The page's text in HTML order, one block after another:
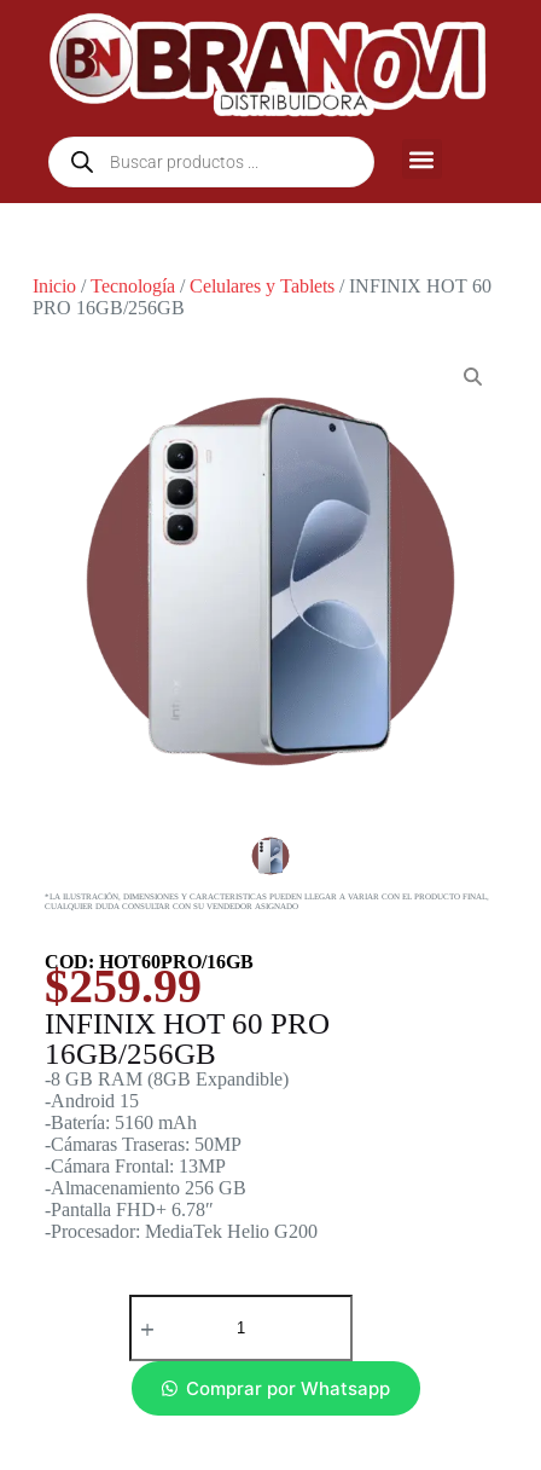
Inicio/Tecnología /Celulares y Tablets/ INFINIX HOT 60
PRO 16GB/256GB
*LA ILUSTRACIÓN, DIMENSIONES Y CARACTERISTICAS PUEDEN LLEGAR A VARIAR CON EL PRODUCTO FINAL,
CUALQUIER DUDA CONSULTAR CON SU VENDEDOR ASIGNADO
COD: HOT60PRO/16GB
$259.99
INFINIX HOT 60 PRO
16GB/256GB
-8 GB RAM (8GB Expandible)
-Android 15
-Batería: 5160 mAh
-Cámaras Traseras: 50MP
-Cámara Frontal: 13MP
-Almacenamiento 256 GB
-Pantalla FHD+ 6.78″
-Procesador: MediaTek Helio G200
Comprar por Whatsapp